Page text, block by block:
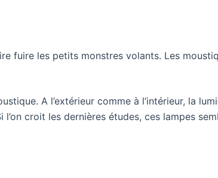
fuire les petits monstres volants. Les
A l’extérieur comme à l’intérieur, la
croit les dernières études, ces lampes